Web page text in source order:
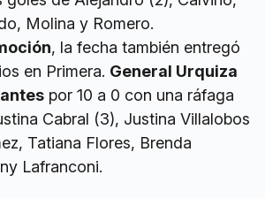
Molina y Romero.
, la fecha también entregó
en Primera. General Urquiza
por 10 a 0 con una ráfaga
Cabral (3), Justina Villalobos
Tatiana Flores, Brenda
Lafranconi.